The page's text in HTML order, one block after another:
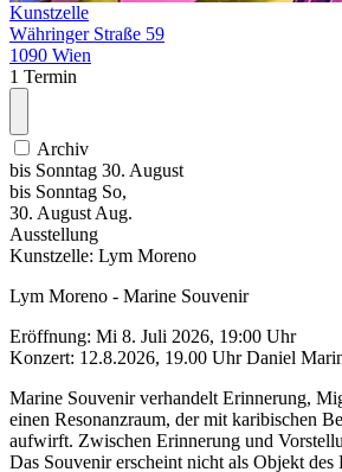
Kunstzelle
Währinger Straße 59
1090 Wien
1 Termin
Archiv
bis Sonntag 30. August
bis Sonntag So,
30. August Aug.
Ausstellung
Kunstzelle: Lym Moreno
Lym Moreno - Marine Souvenir
Eröffnung: Mi 8. Juli 2026, 19:00 Uhr
Konzert: 12.8.2026, 19.00 Uhr Daniel
Marine Souvenir verhandelt Erinnerung,
einen Resonanzraum, der mit karibischen
aufwirft. Zwischen Erinnerung und
Das Souvenir erscheint nicht als Objekt